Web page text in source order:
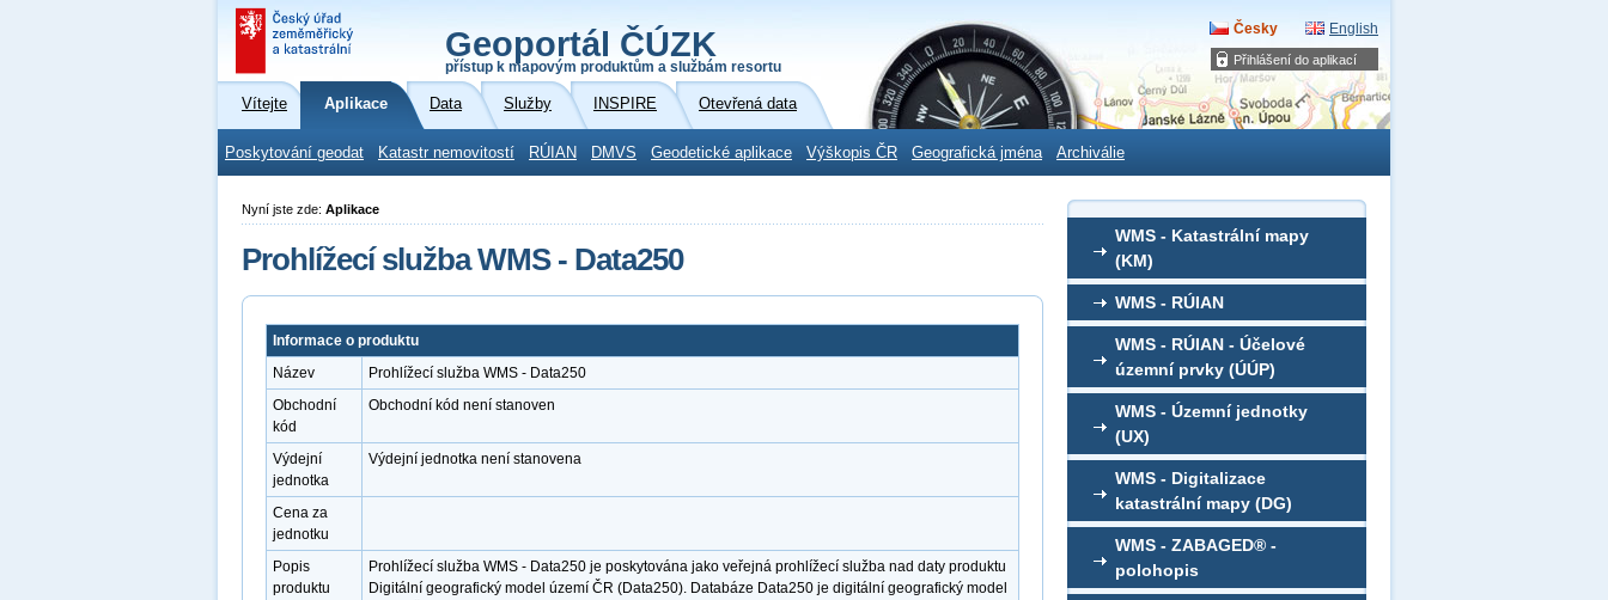
Přihlášení do aplikací
Geoportál ČÚZK
přístup k mapovým produktům a službám resortu
Česky English
Vítejte Aplikace Data Služby INSPIRE Otevřená data
Poskytování geodat Katastr nemovitostí RÚIAN DMVS Geodetické aplikace Výškopis ČR Geografická jména Archiválie
WMS - Katastrální mapy
(KM)
WMS - RÚIAN
WMS - RÚIAN - Účelové
územní prvky (ÚÚP)
WMS - Územní jednotky
(UX)
WMS - Digitalizace
katastrální mapy (DG)
WMS - ZABAGED® -
polohopis
Nyní jste zde: Aplikace
Prohlížecí služba WMS - Data250
Informace o produktu
Název
Prohlížecí služba WMS - Data250
Obchodní
kód
Obchodní kód není stanoven
Výdejní
jednotka
Výdejní jednotka není stanovena
Cena za
jednotku
Popis
produktu
Prohlížecí služba WMS - Data250 je poskytována jako veřejná prohlížecí služba nad daty produktu
Digitální geografický model území ČR (Data250). Databáze Data250 je digitální geografický model